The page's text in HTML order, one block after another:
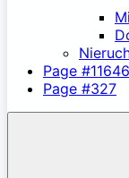
Page #11646
Page #327